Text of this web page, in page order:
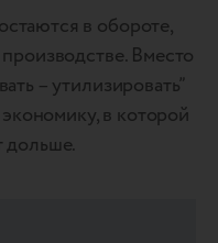
в обороте,
Вместо
– утилизировать”
в которой
дольше.